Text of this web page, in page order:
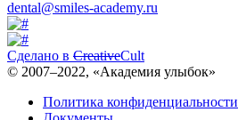
dental@smiles-academy.ru
Сделано в CreativeCult
© 2007–2022, «Академия улыбок»
Политика конфиденциальности